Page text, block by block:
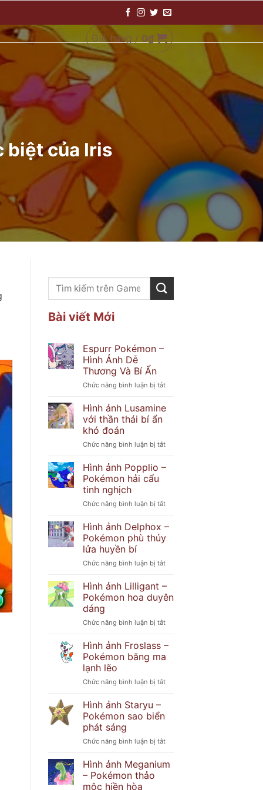
Giỏ hàng / 0₫
biệt của Iris
Bài viết Mới
Espurr Pokémon –
Hình Ảnh Dễ
Thương Và Bí Ẩn
Chức năng bình luận bị tắtở
Dễ
Hình ảnh Lusamine
với thần thái bí ẩn
khó đoán
Chức năng bình luận bị tắtở
thái
Hình ảnh Popplio –
Pokémon hải cẩu
tinh nghịch
Chức năng bình luận bị tắtở
hải
nghịch
Hình ảnh Delphox –
Pokémon phù thủy
lửa huyền bí
Chức năng bình luận bị tắtở
Delphox
–
phù
bí
Hình ảnh Lilligant –
Pokémon hoa duyên
dáng
Chức năng bình luận bị tắtở
–
hoa
Hình ảnh Froslass –
Pokémon băng ma
lạnh lẽo
Chức năng bình luận bị tắtở
băng
lạnh
Hình ảnh Staryu –
Pokémon sao biển
phát sáng
Chức năng bình luận bị tắtở
ảnh
Hình ảnh Meganium
– Pokémon thảo
mộc hiền hòa